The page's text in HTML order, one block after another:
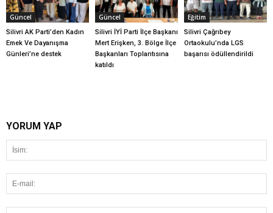
Güncel
Silivri AK Parti’den Kadın
Emek Ve Dayanışma
Günleri’ne destek
Güncel
Silivri İYİ Parti İlçe Başkanı
Mert Erişken, 3. Bölge İlçe
Başkanları Toplantısına
katıldı
Eğitim
Silivri Çağrıbey
Ortaokulu’nda LGS
başarısı ödüllendirildi
YORUM YAP